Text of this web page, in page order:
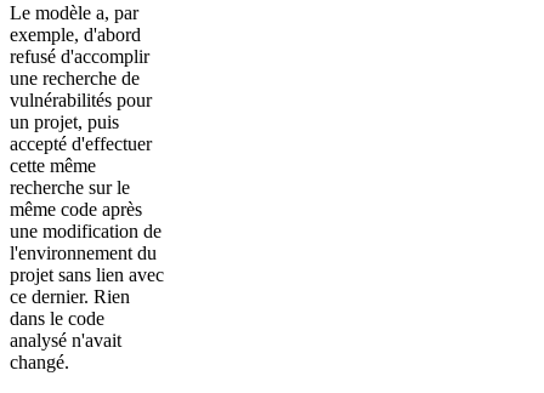
Le modèle a, par
exemple, d'abord
refusé d'accomplir
une recherche de
vulnérabilités pour
un projet, puis
accepté d'effectuer
cette même
recherche sur le
même code après
une modification de
l'environnement du
projet sans lien avec
ce dernier. Rien
dans le code
analysé n'avait
changé.